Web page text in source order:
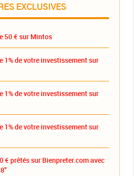
EXCLUSIVES
50 € sur Mintos
1% de votre investissement sur
1% de votre investissement sur
1% de votre investissement sur
€ prêtés sur Bienpreter.com avec